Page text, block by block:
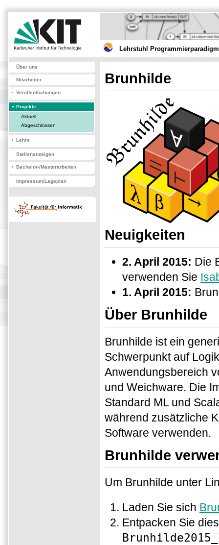
Lehrstuhl
Über uns
Mitarbeiter
Veröffentlichungen
Projekte
Aktuell
Abgeschlossen
Lehre
Stellenanzeigen
Bachelor-/Masterarbeiten
Impressum/Lageplan
Brunhilde
Neuigkeiten
2. April 2015: Die
verwenden Sie
1. April 2015:
Über Brunhilde
Brunhilde ist ein
Schwerpunkt auf
Anwendungsbereich
und Weichware. Die
Standard ML und
während zusätzliche
Software verwenden.
Brunhilde
Um Brunhilde unter
Laden Sie sich
Entpacken Sie